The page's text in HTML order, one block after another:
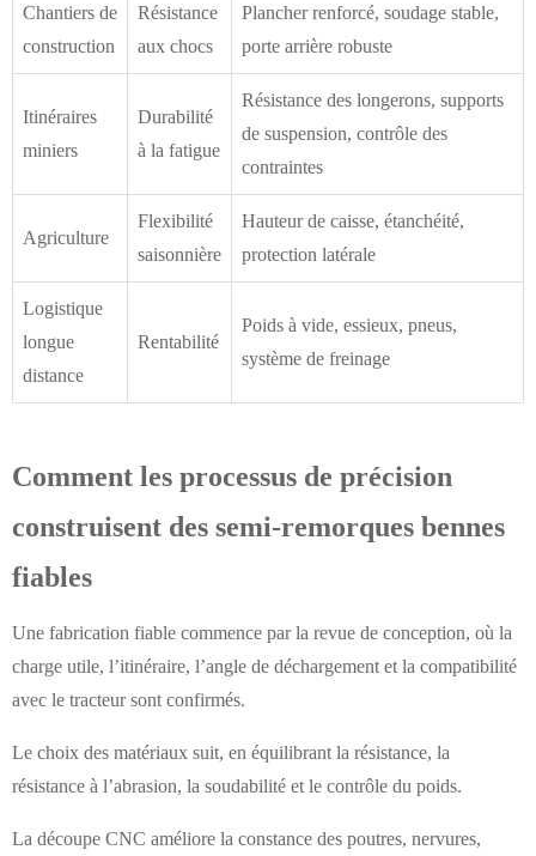
Chantiers de
construction
Résistance
aux chocs
Plancher renforcé, soudage stable,
porte arrière robuste
Itinéraires
miniers
Durabilité
à la fatigue
Résistance des longerons, supports
de suspension, contrôle des
contraintes
Agriculture
Flexibilité
saisonnière
Hauteur de caisse, étanchéité,
protection latérale
Logistique
longue
distance
Rentabilité
Poids à vide, essieux, pneus,
système de freinage
Comment les processus de précision
construisent des semi-remorques bennes
fiables
Une fabrication fiable commence par la revue de conception, où la
charge utile, l’itinéraire, l’angle de déchargement et la compatibilité
avec le tracteur sont confirmés.
Le choix des matériaux suit, en équilibrant la résistance, la
résistance à l’abrasion, la soudabilité et le contrôle du poids.
La découpe CNC améliore la constance des poutres, nervures,